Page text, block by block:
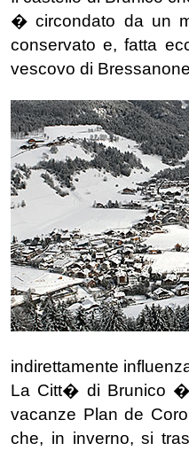
� circondato da un
conservato e, fatta
vescovo di
indirettamente
La Citt� di Brunico
vacanze Plan de
che, in inverno, si